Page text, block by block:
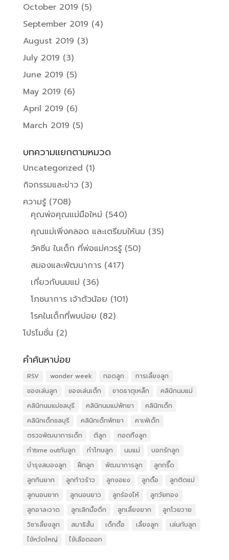
October 2019 (5)
September 2019 (4)
August 2019 (3)
July 2019 (3)
June 2019 (5)
May 2019 (6)
April 2019 (6)
March 2019 (5)
บทความแยกตามหมวด
Uncategorized (1)
กิจกรรมและข่าว(3)
ความรู้(708)
คุณพ่อคุณแม่มือใหม่ (540)
คุณแม่เพิ่งคลอด และเตรียมให้นม (35)
วัคซีน ในเด็ก ที่พ่อแม่ควรรู้(50)
สมองและพัฒนาการ(417)
เกี่ยวกับนมแม่ (36)
โภชนาการ เจ้าตัวน้อย (101)
โรคในเด็กที่พบบ่อย (82)
โปรโมชั่น (2)
คำค้นหาบ่อย
RSV wonder week กอดลูก
การเลี้ยงลูก
ของเล่นลูก
ของเล่นเด็ก ขาดธาตุเหล็ก
คลินิกนมแม่
คลินิกนมแม่ชลบุรี
คลินิกนมแม่พัทยา
คลินิกเด็ก
คลินิกเด็กชลบุรี
คลินิกเด็กพัทยา
คาเฟ่เด็ก
ตรวจพัฒนาการเด็ก
ตีลูก
ทอดทิ้งลูก
ทำtime outกับลูก
ทำโทษลูก นมแม่
บอกรักลูก
บำรุงสมองลูก
ฝึกลูก พัฒนาการลูก
ลูกกรี๊ด
ลูกกินยาก
ลูกก้าวร้าว ลูกงอแง ลูกดื้อ
ลูกติดแม่
ลูกนอนยาก
ลูกนอนยาว ลูกร้องไห้
ลูกวัยทอง
ลูกอาละวาด
ลูกเลิกมื้อดึก ลูกเลี้ยงยาก
ลูกโวยวาย
วิชาเลี้ยงลูก
สมาธิสั้น เด็กดื้อ เลี้ยงลูก
เล่นกับลูก
ไข้หวัดใหญ่
ไข้เลือดออก